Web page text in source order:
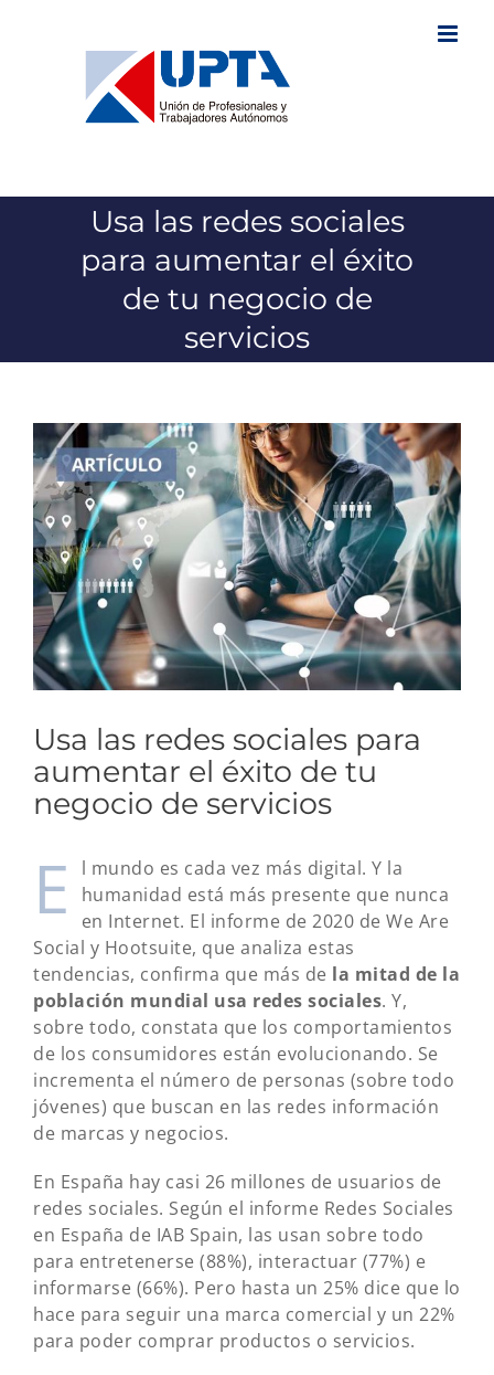
Usa las redes sociales
para aumentar el éxito
de tu negocio de
servicios
Ver
imagen
más
grande
Usa las redes sociales para
aumentar el éxito de tu
negocio de servicios
E
l mundo es cada vez más digital. Y la
humanidad está más presente que nunca
en Internet. El informe de 2020 de We Are
Social y Hootsuite, que analiza estas
tendencias, confirma que más de la mitad de la
población mundial usa redes sociales. Y,
sobre todo, constata que los comportamientos
de los consumidores están evolucionando. Se
incrementa el número de personas (sobre todo
jóvenes) que buscan en las redes información
de marcas y negocios.
En España hay casi 26 millones de usuarios de
redes sociales. Según el informe Redes Sociales
en España de IAB Spain, las usan sobre todo
para entretenerse (88%), interactuar (77%) e
informarse (66%). Pero hasta un 25% dice que lo
hace para seguir una marca comercial y un 22%
para poder comprar productos o servicios.